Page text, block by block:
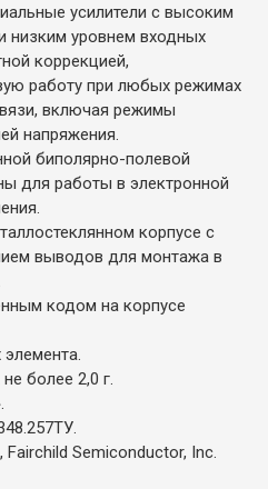
усилители с высоким
низким уровнем входных
коррекцией,
работу при любых режимах
включая режимы
напряжения.
биполярно-полевой
для работы в электронной
корпусе с
выводов для монтажа в
кодом на корпусе
более 2,0 г.
Semiconductor, Inc.